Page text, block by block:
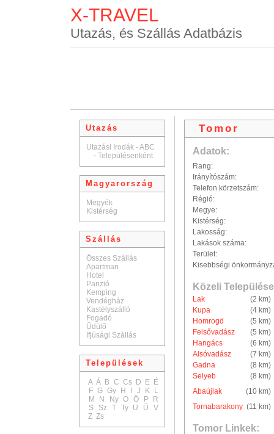
X-TRAVEL
Utazás, és Szállás Adatbázis
Utazás
Utazási Irodák - ABC
- Településenként
Magyarország
Megyék
Kistérség
Szállás
Összes Szállás
Apartman
Hotel
Panzió
Kemping
Vendégház
Kastélyszálló
Fogadó
Üdülő
Ifjúsági Szállás
Települések
A Á B C Cs D E É
F G Gy H J K
L
M
N Ny O Ö P
R
S
Sz T Ty U Ü
V
Z Zs
Tomor
Adatok:
Rang:
Irányítószám:
Telefon körzetszám:
Régió:
Megye:
Kistérség:
Lakosság:
Lakások száma:
Terület:
Kisebbségi
Közeli
Lak
(2 km)
Kupa
(4 km)
Homrogd
(5 km)
Felsővadász
(5 km)
Hangács
(6 km)
Alsóvadász
(7 km)
Gadna
(8 km)
Selyeb
(8 km)
Abaújlak
(10 km)
Tornabarakony (11 km)
Tomor Linkek: